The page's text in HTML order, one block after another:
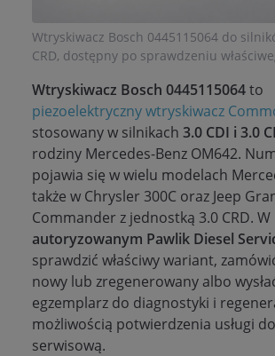
Wtryskiwacz Bosch 0445115064 do
CRD, dostępny po sprawdzeniu
Wtryskiwacz Bosch 0445115064to
piezoelektryczny wtryskiwacz
stosowany w silnikach 3.0 CDI i 3.0
rodziny Mercedes-Benz OM642.
pojawia się w wielu modelach
także w Chrysler 300C oraz Jeep
Commander z jednostką 3.0 CRD. W
autoryzowanym Pawlik Diesel
sprawdzić właściwy wariant,
nowy lub zregenerowany albo
egzemplarz do diagnostyki i
możliwością potwierdzenia usługi
serwisową.